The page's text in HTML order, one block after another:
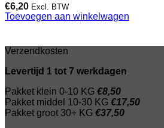
€6,20 Excl. BTW
Toevoegen aan winkelwagen
Verzendkosten
Levertijd 1 tot 7 werkdagen
Pakket klein 0-10 KG €8,50
Pakket middel 10-30 KG €17,50
Pakket groot 30+ KG €37,50